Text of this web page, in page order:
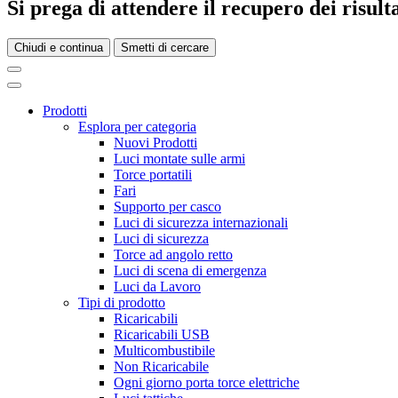
Si prega di attendere il recupero dei
Chiudi e continua Smetti di cercare
Prodotti
Esplora per categoria
Nuovi Prodotti
Luci montate sulle armi
Torce portatili
Fari
Supporto per casco
Luci di sicurezza internazionali
Luci di sicurezza
Torce ad angolo retto
Luci di scena di emergenza
Luci da Lavoro
Tipi di prodotto
Ricaricabili
Ricaricabili USB
Multicombustibile
Non Ricaricabile
Ogni giorno porta torce elettriche